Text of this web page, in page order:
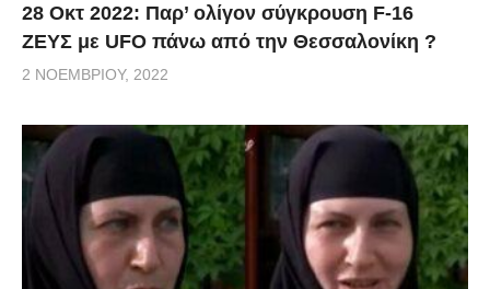
28 Οκτ 2022: Παρ’ ολίγον σύγκρουση F-16
ΖΕΥΣ με UFO πάνω από την Θεσσαλονίκη ?
2 ΝΟΕΜΒΡΊΟΥ, 2022